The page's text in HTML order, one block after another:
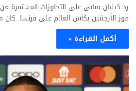
رد كيليان مبابي على التجاوزات المستمرة من
فوز الأرجنتين بكأس العالم على فرنسا. كان
أكمل القراءة »